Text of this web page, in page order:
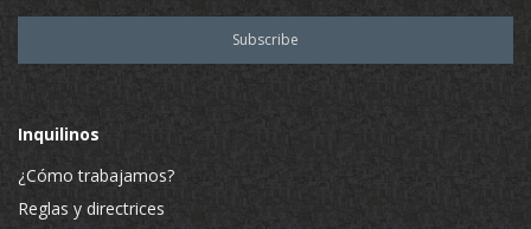
Inquilinos
¿Cómo trabajamos?
Reglas y directrices